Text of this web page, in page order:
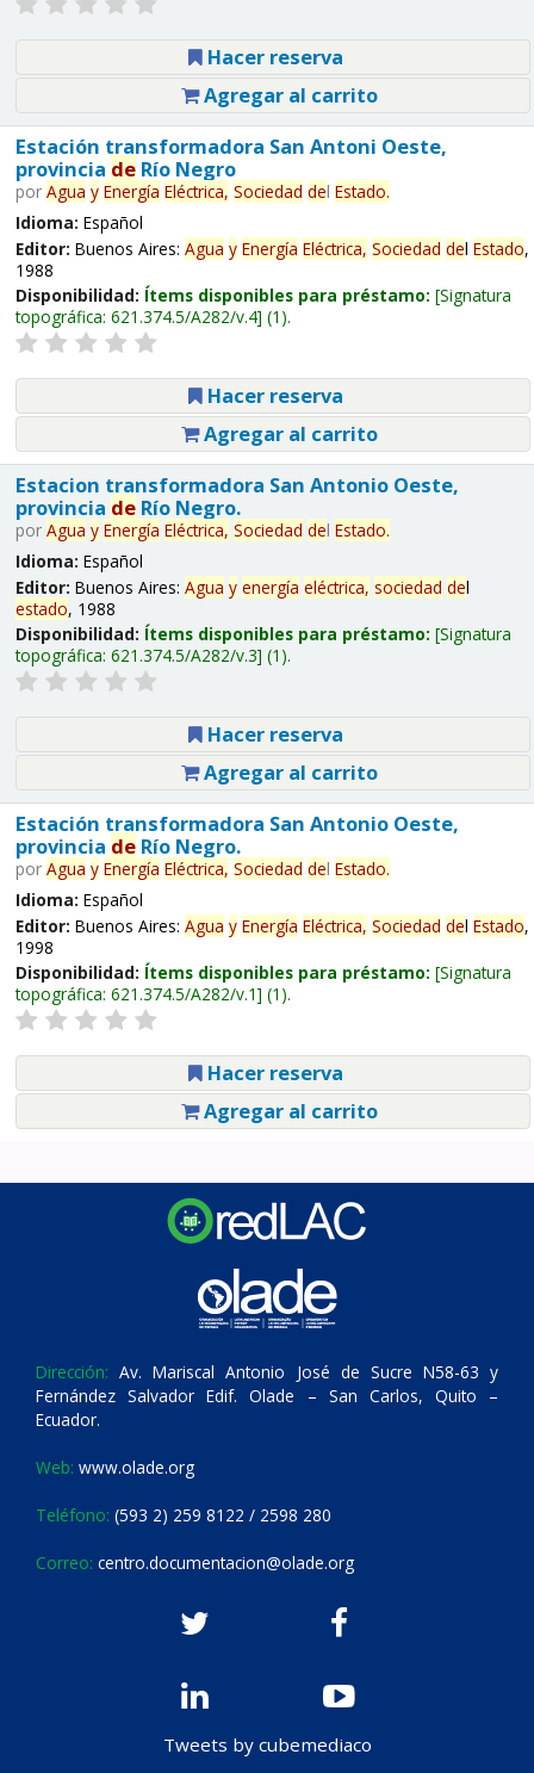
Hacer reserva
Agregar al carrito
Estación transformadora San Antoni Oeste,
provincia deRío Negro
por Agua y Energía Eléctrica, Sociedad del Estado.
Idioma: Español
Editor: Buenos Aires: Agua y Energía Eléctrica, Sociedad del Estado,
1988
Disponibilidad: Ítems disponibles para préstamo: Signatura
topográfica: 621.374.5/A282/v.4 (1).
Hacer reserva
Agregar al carrito
Estacion transformadora San Antonio Oeste,
provincia deRío Negro.
por Agua y Energía Eléctrica, Sociedad del Estado.
Idioma: Español
Editor: Buenos Aires: Agua y energía eléctrica, sociedad del
estado, 1988
Disponibilidad: Ítems disponibles para préstamo: Signatura
topográfica: 621.374.5/A282/v.3 (1).
Hacer reserva
Agregar al carrito
Estación transformadora San Antonio Oeste,
provincia deRío Negro.
por Agua y Energía Eléctrica, Sociedad del Estado.
Idioma: Español
Editor: Buenos Aires: Agua y Energía Eléctrica, Sociedad del Estado,
1998
Disponibilidad: Ítems disponibles para préstamo: Signatura
topográfica: 621.374.5/A282/v.1 (1).
Hacer reserva
Agregar al carrito
Dirección: Av. Mariscal Antonio José de Sucre N58-63 y
Fernández Salvador Edif. Olade – San Carlos, Quito –
Ecuador.
Web: www.olade.org
Teléfono: (593 2) 259 8122 / 2598 280
Correo: centro.documentacion@olade.org
Tweets by cubemediaco